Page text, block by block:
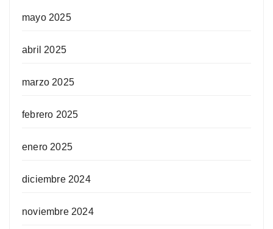
mayo 2025
abril 2025
marzo 2025
febrero 2025
enero 2025
diciembre 2024
noviembre 2024